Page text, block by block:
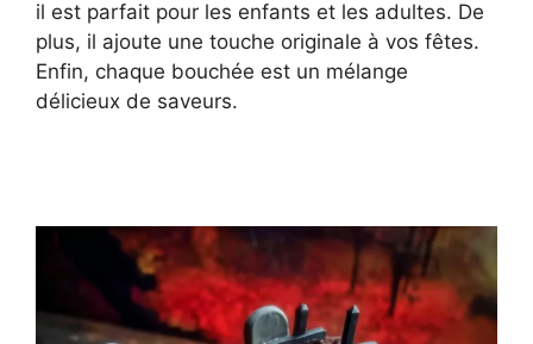
il est parfait pour les enfants et les adultes. De
plus, il ajoute une touche originale à vos fêtes.
Enfin, chaque bouchée est un mélange
délicieux de saveurs.